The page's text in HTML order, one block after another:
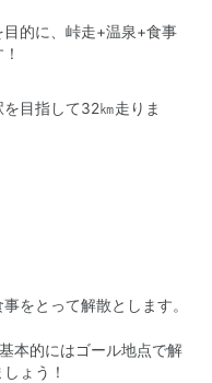
的に、峠走+温泉+食事
目指して32㎞走りま
をとって解散とします。
本的にはゴール地点で解
ょう！